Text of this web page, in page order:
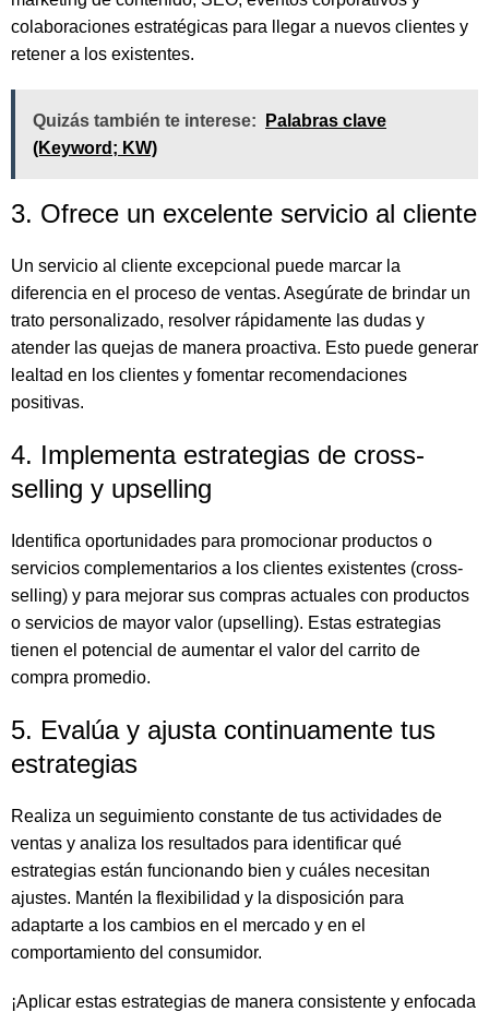
colaboraciones estratégicas para llegar a nuevos clientes y
retener a los existentes.
Quizás también te interese:
Palabras clave
(Keyword; KW)
3. Ofrece un excelente servicio al cliente
Un servicio al cliente excepcional puede marcar la
diferencia en el proceso de ventas. Asegúrate de brindar un
trato personalizado, resolver rápidamente las dudas y
atender las quejas de manera proactiva. Esto puede generar
lealtad en los clientes y fomentar recomendaciones
positivas.
4. Implementa estrategias de cross-
selling y upselling
Identifica oportunidades para promocionar productos o
servicios complementarios a los clientes existentes (cross-
selling) y para mejorar sus compras actuales con productos
o servicios de mayor valor (upselling). Estas estrategias
tienen el potencial de aumentar el valor del carrito de
compra promedio.
5. Evalúa y ajusta continuamente tus
estrategias
Realiza un seguimiento constante de tus actividades de
ventas y analiza los resultados para identificar qué
estrategias están funcionando bien y cuáles necesitan
ajustes. Mantén la flexibilidad y la disposición para
adaptarte a los cambios en el mercado y en el
comportamiento del consumidor.
¡Aplicar estas estrategias de manera consistente y enfocada